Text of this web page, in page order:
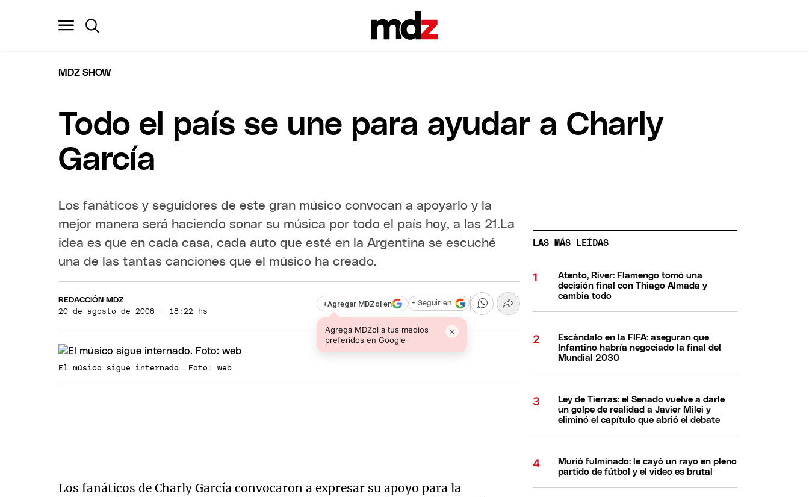
MDZ SHOW
Todo el país se une para ayudar a Charly
García
Los fanáticos y seguidores de este gran músico convocan a apoyarlo y la
mejor manera será haciendo sonar su música por todo el país hoy, a las 21.La
idea es que en cada casa, cada auto que esté en la Argentina se escuché
una de las tantas canciones que el músico ha creado.
REDACCIÓN MDZ
20 de agosto de 2008 · 18:22 hs
+Agregar MDZol en
Agregá MDZol a tus medios
preferidos en Google
×
+ Seguir en
El músico sigue internado. Foto: web
Los fanáticos de Charly García convocaron a expresar su apoyo para la
LAS MÁS LEÍDAS
Atento, River: Flamengo tomó una
decisión final con Thiago Almada y
cambia todo
Escándalo en la FIFA: aseguran que
Infantino habría negociado la final del
Mundial 2030
Ley de Tierras: el Senado vuelve a darle
un golpe de realidad a Javier Milei y
eliminó el capítulo que abrió el debate
Murió fulminado: le cayó un rayo en pleno
partido de fútbol y el video es brutal